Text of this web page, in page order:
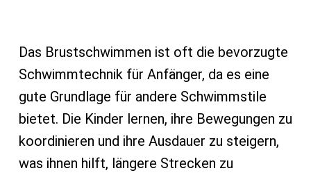
Das Brustschwimmen ist oft die bevorzugte
Schwimmtechnik für Anfänger, da es eine
gute Grundlage für andere Schwimmstile
bietet. Die Kinder lernen, ihre Bewegungen zu
koordinieren und ihre Ausdauer zu steigern,
was ihnen hilft, längere Strecken zu